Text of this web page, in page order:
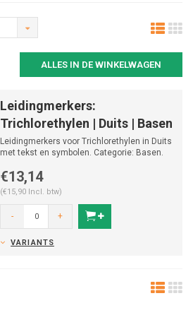
ALLES IN DE WINKELWAGEN
Leidingmerkers:
Trichlorethylen | Duits | Basen
Leidingmerkers voor Trichlorethylen in Duits
met tekst en symbolen. Categorie: Basen.
€13,14
(€15,90 Incl. btw)
- +
VARIANTS